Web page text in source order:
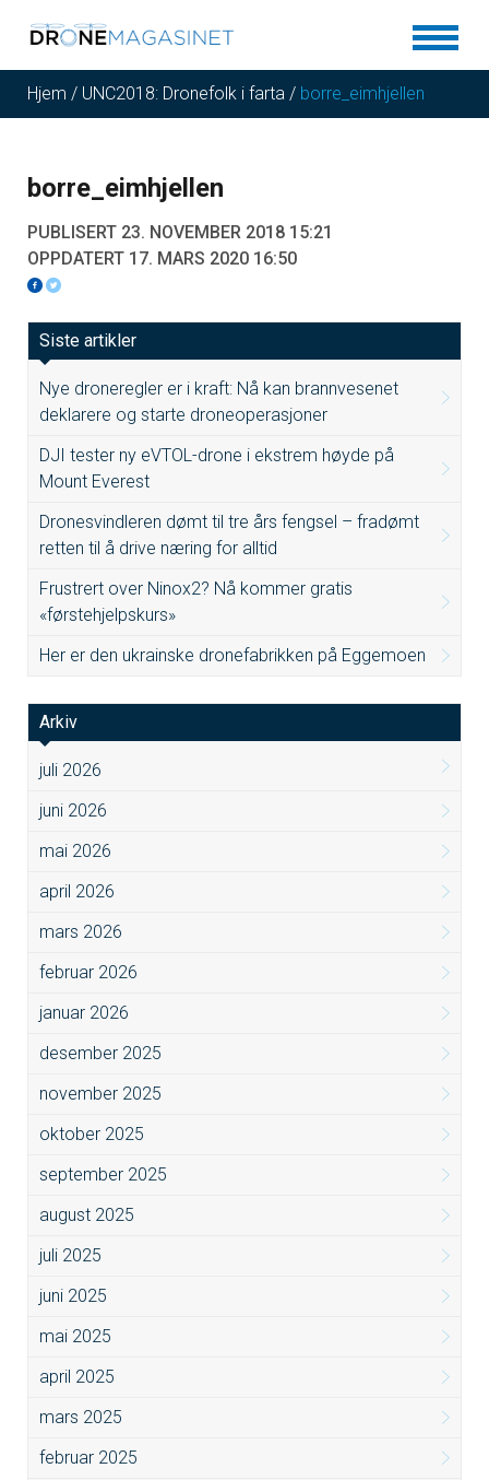
Hjem / UNC2018: Dronefolk i farta / borre_eimhjellen
borre_eimhjellen
PUBLISERT 23. NOVEMBER 2018 15:21
OPPDATERT 17. MARS 2020 16:50
Siste artikler
Nye droneregler er i kraft: Nå kan brannvesenet
deklarere og starte droneoperasjoner
DJI tester ny eVTOL-drone i ekstrem høyde på
Mount Everest
Dronesvindleren dømt til tre års fengsel – fradømt
retten til å drive næring for alltid
Frustrert over Ninox2? Nå kommer gratis
«førstehjelpskurs»
Her er den ukrainske dronefabrikken på Eggemoen
Arkiv
juli 2026
juni 2026
mai 2026
april 2026
mars 2026
februar 2026
januar 2026
desember 2025
november 2025
oktober 2025
september 2025
august 2025
juli 2025
juni 2025
mai 2025
april 2025
mars 2025
februar 2025